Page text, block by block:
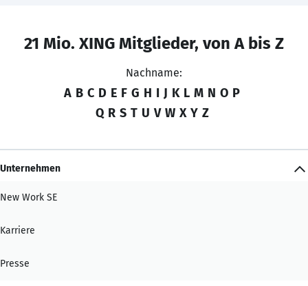
21 Mio. XING Mitglieder, von A bis Z
Nachname:
A B C D E F G H I J K L M N O P
Q R S T U V W X Y Z
Unternehmen
New Work SE
Karriere
Presse